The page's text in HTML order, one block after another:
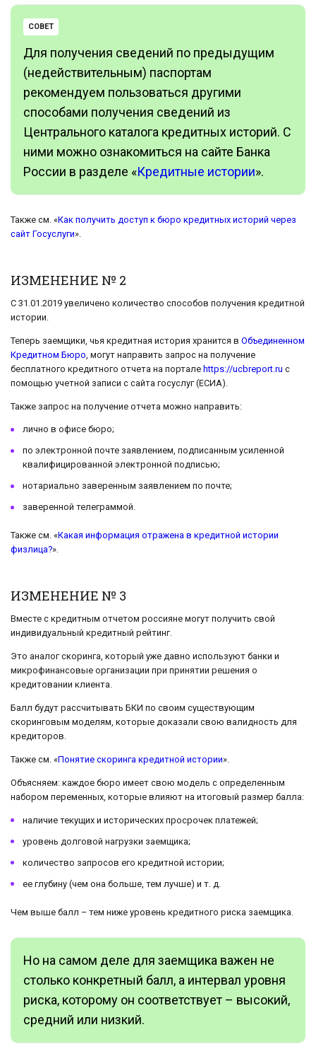
СОВЕТ
Для получения сведений по предыдущим
(недействительным) паспортам
рекомендуем пользоваться другими
способами получения сведений из
Центрального каталога кредитных историй. С
ними можно ознакомиться на сайте Банка
России в разделе «Кредитные истории».
Также см. «Как получить доступ к бюро кредитных историй через
сайт Госуслуги».
ИЗМЕНЕНИЕ № 2
С 31.01.2019 увеличено количество способов получения кредитной
истории.
Теперь заемщики, чья кредитная история хранится в Объединенном
Кредитном Бюро , могут направить запрос на получение
бесплатного кредитного отчета на портале https://ucbreport.ru c
помощью учетной записи с сайта госуслуг (ЕСИА).
Также запрос на получение отчета можно направить:
лично в офисе бюро;
по электронной почте заявлением, подписанным усиленной
квалифицированной электронной подписью;
нотариально заверенным заявлением по почте;
заверенной телеграммой.
Также см. «Какая информация отражена в кредитной истории
физлица?».
ИЗМЕНЕНИЕ № 3
Вместе с кредитным отчетом россияне могут получить свой
индивидуальный кредитный рейтинг.
Это аналог скоринга, который уже давно используют банки и
микрофинансовые организации при принятии решения о
кредитовании клиента.
Балл будут рассчитывать БКИ по своим существующим
скоринговым моделям, которые доказали свою валидность для
кредиторов.
Также см. «Понятие скоринга кредитной истории».
Объясняем: каждое бюро имеет свою модель с определенным
набором переменных, которые влияют на итоговый размер балла:
наличие текущих и исторических просрочек платежей;
уровень долговой нагрузки заемщика;
количество запросов его кредитной истории;
ее глубину (чем она больше, тем лучше) и т. д.
Чем выше балл – тем ниже уровень кредитного риска заемщика.
Но на самом деле для заемщика важен не
столько конкретный балл, а интервал уровня
риска, которому он соответствует – высокий,
средний или низкий.